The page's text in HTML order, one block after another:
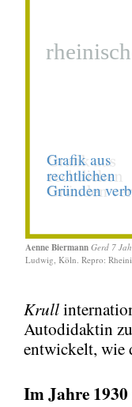
Aenne Biermann Gerd 7
Ludwig, Köln. Repro:
Krull
Autodidaktin
entwickelt, wie
Im Jahre 1930